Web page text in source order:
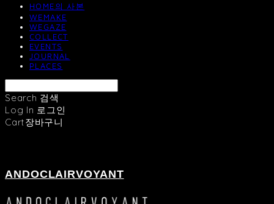
HOME의 사본
WEMAKE
WEGAZE
COLLECT
EVENTS
JOURNAL
PLACES
Search 검색
Log In 로그인
Cart장바구니
ANDOCLAIRVOYANT